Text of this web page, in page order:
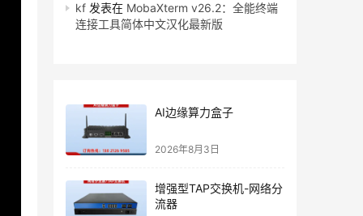
kf 发表在 MobaXterm v26.2：全能终端
连接工具简体中文汉化最新版
AI边缘算力盒子
2026年8月3日
增强型TAP交换机-网络分
流器